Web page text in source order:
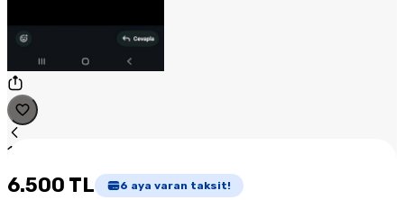
1
6.500 TL 6 aya varan taksit!